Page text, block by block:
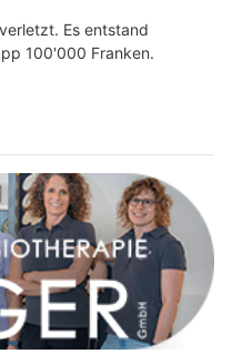
Es entstand
100'000 Franken.